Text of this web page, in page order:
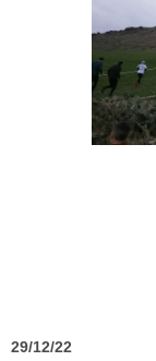
29/12/22